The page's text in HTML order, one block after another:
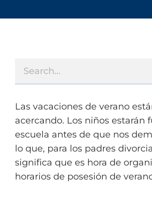
Las vacaciones de verano
acercando. Los niños estarán
escuela antes de que nos
lo que, para los padres
significa que es hora de
horarios de posesión de